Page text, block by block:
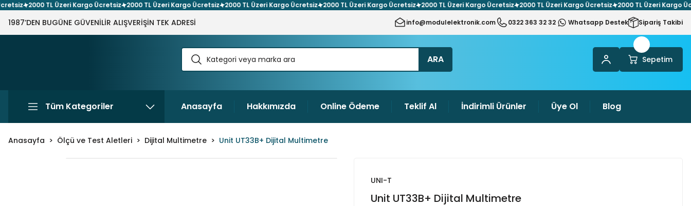
2000 TL Üzeri Kargo Ücretsiz 2000 TL Üzeri Kargo Ücretsiz 2000 TL Üzeri Kargo Ücretsiz 2000 TL Üzeri Kargo Ücretsiz 2000 TL Üzeri Kargo Ücretsiz 2000 TL Üzeri Kargo Ücretsiz 2000 TL Üzeri Kargo
1987’DEN BUGÜNE GÜVENİLİR ALIŞVERİŞİN TEK ADRESİ info@modulelektronik.com 0322 363 32 32 Whatsapp Destek Sipariş Takibi
ARA Sepetim
Tüm Kategoriler Anasayfa Hakkımızda Online Ödeme Teklif Al İndirimli Ürünler Üye Ol Blog
Anasayfa Ölçü ve Test Aletleri Dijital Multimetre Unit UT33B+ Dijital Multimetre
UNI-T
Unit UT33B+ Dijital Multimetre